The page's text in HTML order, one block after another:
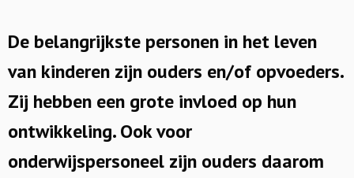
De belangrijkste personen in het leven
van kinderen zijn ouders en/of opvoeders.
Zij hebben een grote invloed op hun
ontwikkeling. Ook voor
onderwijspersoneel zijn ouders daarom